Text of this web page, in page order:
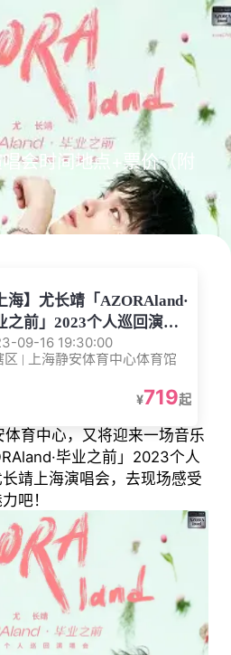
会时间地点+票价（附
海】尤长靖「AZORAland·
之前」2023个人巡回演唱
海站
09-16 19:30:00
区 | 上海静安体育中心体育馆
¥719起
育中心，又将迎来一场音乐
毕业之前」2023个人
靖上海演唱会，去现场感受
吧！